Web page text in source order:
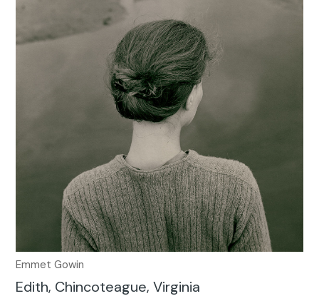
Emmet Gowin
Edith, Chincoteague, Virginia